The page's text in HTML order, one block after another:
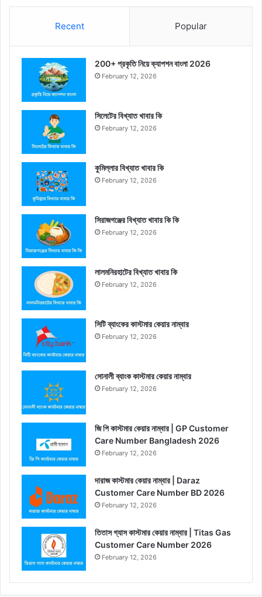
Recent Popular
200+ প্রকৃতি নিয়ে ক্যাপশন বাংলা 2026
February 12, 2026
সিলেটের বিখ্যাত খাবার কি
February 12, 2026
কুমিল্লার বিখ্যাত খাবার কি
February 12, 2026
সিরাজগঞ্জের বিখ্যাত খাবার কি কি
February 12, 2026
লালমনিরহাটের বিখ্যাত খাবার কি
February 12, 2026
সিটি ব্যাংকের কাস্টমার কেয়ার নাম্বার
February 12, 2026
সোনালী ব্যাংক কাস্টমার কেয়ার নাম্বার
February 12, 2026
জি পি কাস্টমার কেয়ার নাম্বার | GP Customer
Care Number Bangladesh 2026
February 12, 2026
দারাজ কাস্টমার কেয়ার নাম্বার | Daraz
Customer Care Number BD 2026
February 12, 2026
তিতাস গ্যাস কাস্টমার কেয়ার নাম্বার | Titas Gas
Customer Care Number 2026
February 12, 2026